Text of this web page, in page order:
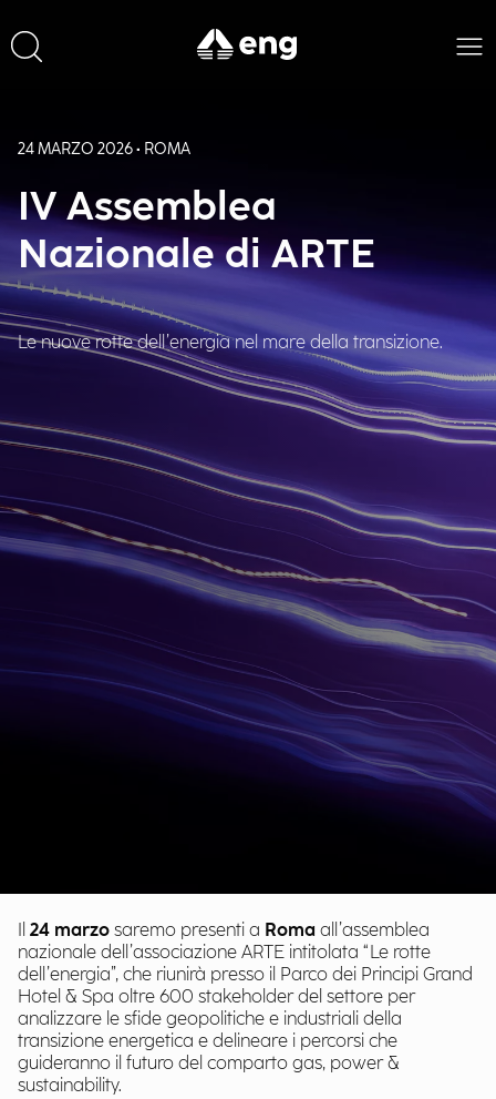
24 MARZO 2026 • ROMA
IV Assemblea
Nazionale di ARTE
Le nuove rotte dell’energia nel mare della transizione.
Il 24 marzo saremo presenti a Roma all’assemblea
nazionale dell’associazione ARTE intitolata “Le rotte
dell’energia”, che riunirà presso il Parco dei Principi Grand
Hotel & Spa oltre 600 stakeholder del settore per
analizzare le sfide geopolitiche e industriali della
transizione energetica e delineare i percorsi che
guideranno il futuro del comparto gas, power &
sustainability.